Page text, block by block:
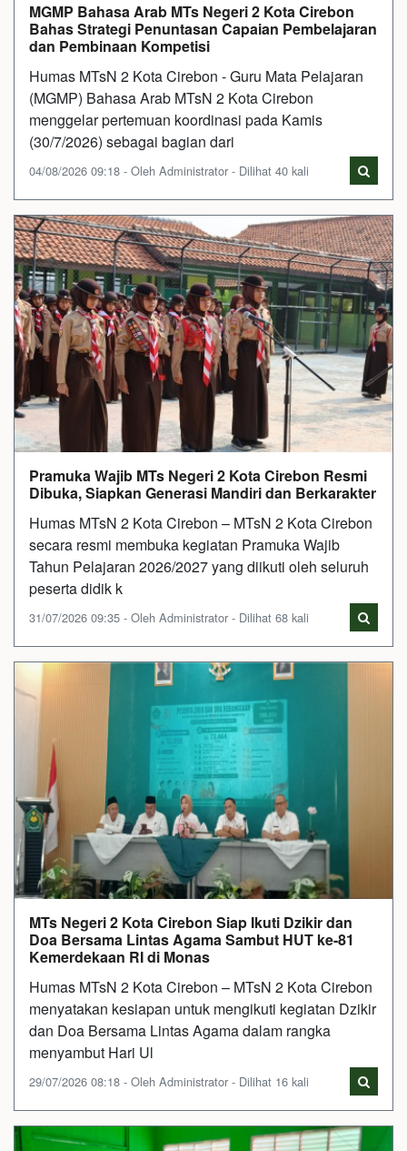
MGMP Bahasa Arab MTs Negeri 2 Kota Cirebon
Bahas Strategi Penuntasan Capaian Pembelajaran
dan Pembinaan Kompetisi
Humas MTsN 2 Kota Cirebon - Guru Mata Pelajaran
(MGMP) Bahasa Arab MTsN 2 Kota Cirebon
menggelar pertemuan koordinasi pada Kamis
(30/7/2026) sebagai bagian dari
04/08/2026 09:18 - Oleh Administrator - Dilihat 40 kali
Pramuka Wajib MTs Negeri 2 Kota Cirebon Resmi
Dibuka, Siapkan Generasi Mandiri dan Berkarakter
Humas MTsN 2 Kota Cirebon – MTsN 2 Kota Cirebon
secara resmi membuka kegiatan Pramuka Wajib
Tahun Pelajaran 2026/2027 yang diikuti oleh seluruh
peserta didik k
31/07/2026 09:35 - Oleh Administrator - Dilihat 68 kali
MTs Negeri 2 Kota Cirebon Siap Ikuti Dzikir dan
Doa Bersama Lintas Agama Sambut HUT ke-81
Kemerdekaan RI di Monas
Humas MTsN 2 Kota Cirebon – MTsN 2 Kota Cirebon
menyatakan kesiapan untuk mengikuti kegiatan Dzikir
dan Doa Bersama Lintas Agama dalam rangka
menyambut Hari Ul
29/07/2026 08:18 - Oleh Administrator - Dilihat 16 kali